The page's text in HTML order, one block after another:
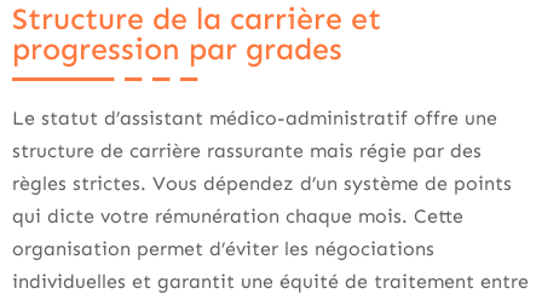
Structure de la carrière et
progression par grades
Le statut d’assistant médico-administratif offre une
structure de carrière rassurante mais régie par des
règles strictes. Vous dépendez d’un système de points
qui dicte votre rémunération chaque mois. Cette
organisation permet d’éviter les négociations
individuelles et garantit une équité de traitement entre